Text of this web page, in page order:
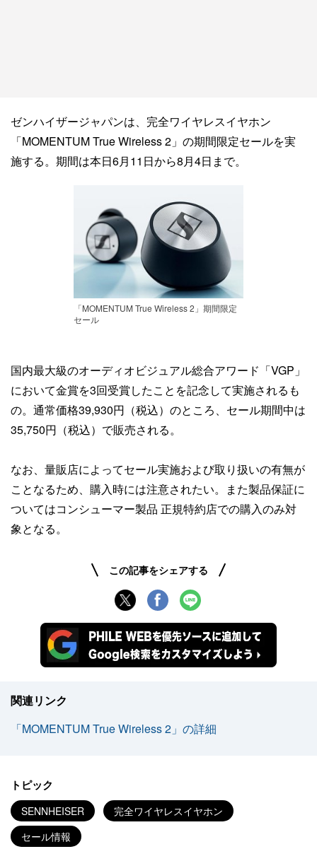
ゼンハイザージャパンは、完全ワイヤレスイヤホン
「MOMENTUM True Wireless 2」の期間限定セールを実
施する。期間は本日6月11日から8月4日まで。
「MOMENTUM True Wireless 2」期間限定
セール
国内最大級のオーディオビジュアル総合アワード「VGP」
において金賞を3回受賞したことを記念して実施されるも
の。通常価格39,930円（税込）のところ、セール期間中は
35,750円（税込）で販売される。
なお、量販店によってセール実施および取り扱いの有無が
ことなるため、購入時には注意されたい。また製品保証に
ついてはコンシューマー製品 正規特約店での購入のみ対
象となる。
この記事をシェアする
関連リンク
「MOMENTUM True Wireless 2」の詳細
トピック
SENNHEISER
完全ワイヤレスイヤホン
セール情報